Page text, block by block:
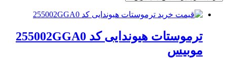
ترموستات هیوندایی کد 255002GGA0
موبیس